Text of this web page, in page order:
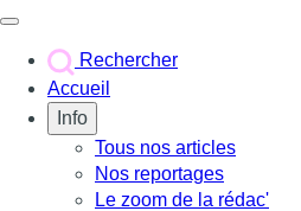
Rechercher
Accueil
Info
Tous nos articles
Nos reportages
Le zoom de la rédac'